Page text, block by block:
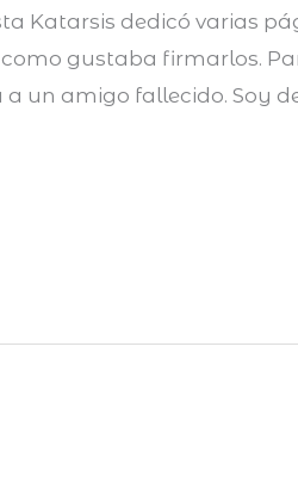
Katarsis dedicó varias
como gustaba firmarlos.
un amigo fallecido. Soy